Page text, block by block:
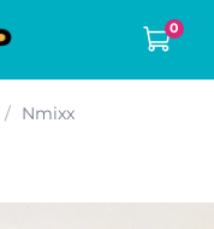
0
Nmixx